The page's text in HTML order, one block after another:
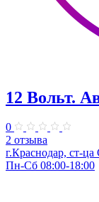
12 Вольт.
0
2 отзыва
г.Краснодар, ст-
Пн-Сб 08:00-18:00